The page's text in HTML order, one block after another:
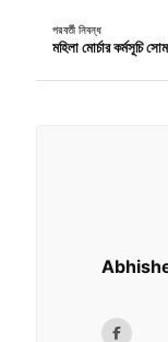
পরবর্তী নিবন্ধ
মহিলা মোর্চার কর্মসূচি